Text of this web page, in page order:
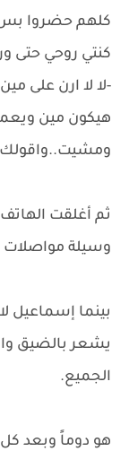
كلهم حضروا بس
كنتي روحي حتى
-لا لا ارن على
هيكون مين
ومشيت..واقولك
ثم أغلقت
وسيلة مواصلات
بينما إسماعيل
يشعر بالضيق
الجميع.
هو دوماً وبعد